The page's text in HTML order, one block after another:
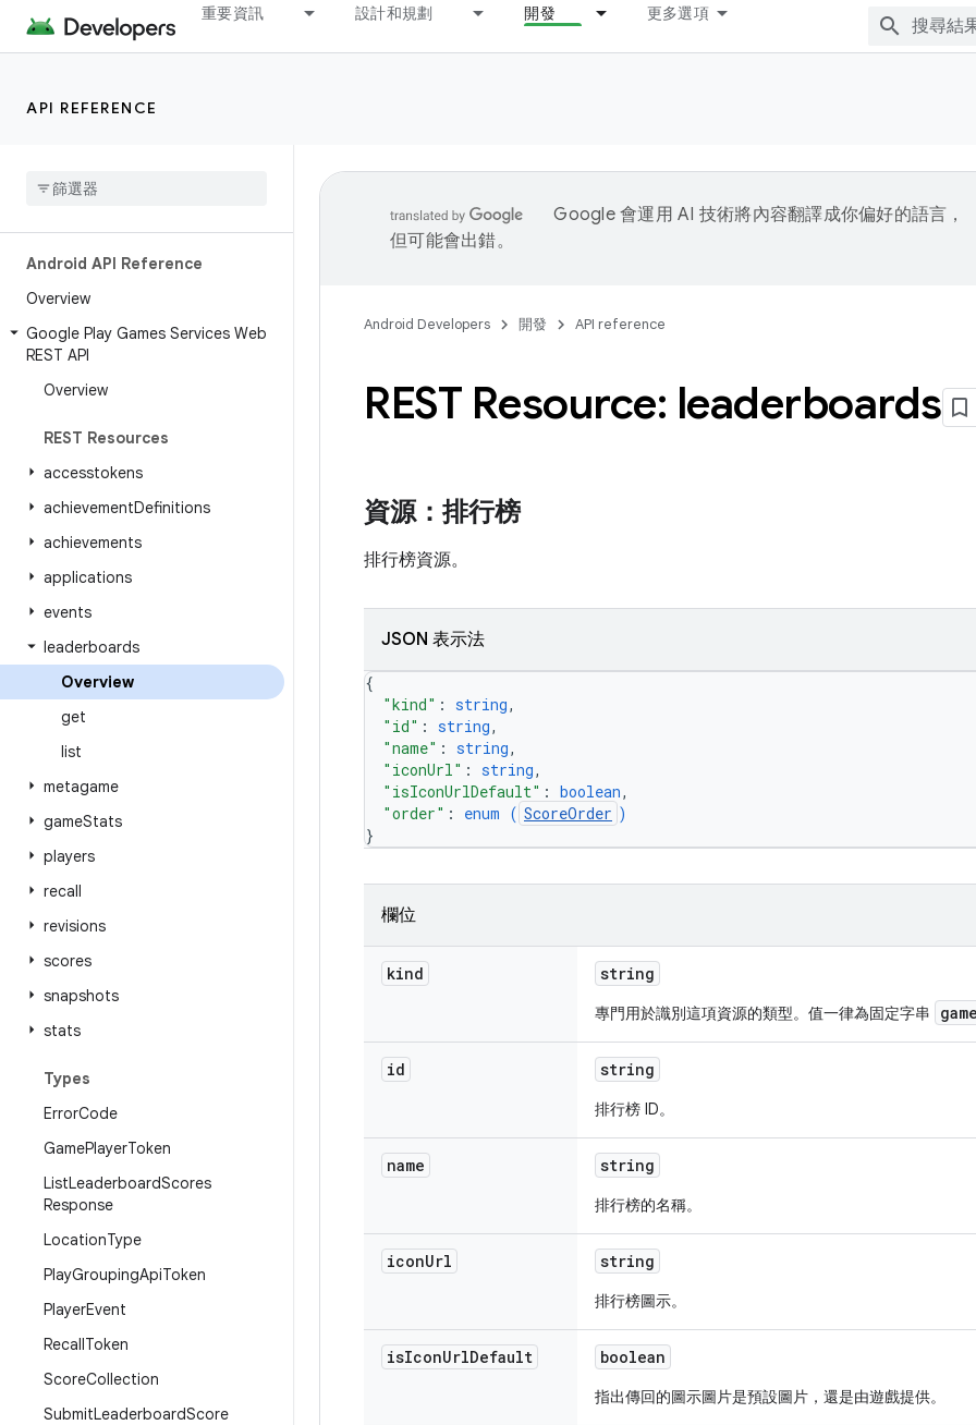
重要資訊 設計和規劃 開發 更多選項
API REFERENCE
Android API Reference
Overview
Google Play Games Services Web
REST API
Overview
REST Resources
accesstokens
achievementDefinitions
achievements
applications
events
leaderboards
Overview
get
list
metagame
gameStats
players
recall
revisions
scores
snapshots
stats
Types
ErrorCode
GamePlayerToken
ListLeaderboardScores
Response
LocationType
PlayGroupingApiToken
PlayerEvent
RecallToken
ScoreCollection
SubmitLeaderboardScore
Google 會運用 AI 技術將內容翻譯成你偏好的語言，
但可能會出錯。
Android Developers 開發 API reference
REST Resource: leaderboards
資源：排行榜
排行榜資源。
JSON 表示法
{
"kind" : string,
"id" : string,
"name" : string,
"iconUrl" : string,
"isIconUrlDefault" : boolean,
"order" : enum ( ScoreOrder )
}
欄位
kind string
專門用於識別這項資源的類型。值一律為固定字串
id string
排行榜 ID。
name string
排行榜的名稱。
iconUrl string
排行榜圖示。
isIconUrlDefault boolean
指出傳回的圖示圖片是預設圖片，還是由遊戲提供。